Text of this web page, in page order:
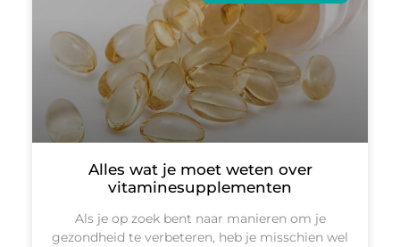
Alles wat je moet weten over
vitaminesupplementen
Als je op zoek bent naar manieren om je
gezondheid te verbeteren, heb je misschien wel